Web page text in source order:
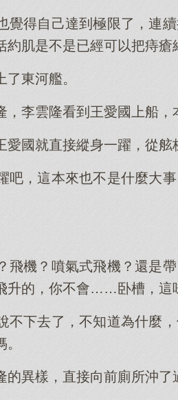
覺得自己達到極限了，連
肌是不是已經可以把痔瘡
東河艦。
李雲隆看到王愛國上船，
國就直接縱身一躍，從舷
吧，這本來也不是什麼大
飛機？噴氣式飛機？還是
升的，你不會……卧槽，
不下去了，不知道為什麼
異樣，直接向前廁所沖了